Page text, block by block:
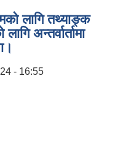
लागि तथ्याङ्क
अन्तर्वार्तामा
- 16:55